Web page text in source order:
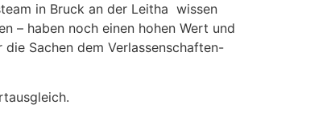
in Bruck an der Leitha wissen
– haben noch einen hohen Wert und
Sachen dem Verlassenschaften-